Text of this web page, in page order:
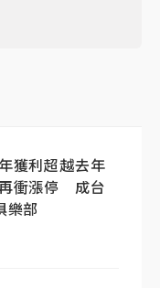
獲利超越去年
衝漲停 成台
樂部